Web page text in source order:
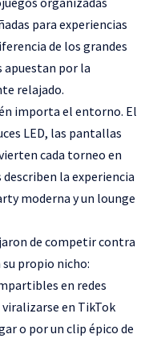
para experiencias
de los grandes
apuestan por la
relajado.
importa el entorno. El
LED, las pantallas
cada torneo en
la experiencia
moderna y un lounge
de competir contra
propio nicho:
en redes
en TikTok
o por un clip épico de